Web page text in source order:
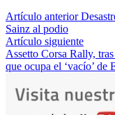
Navegación
de
entradas
Artículo anterior
Sainz al podio
Artículo siguiente
Assetto Corsa Rally,
que ocupa el ‘vacío’ de